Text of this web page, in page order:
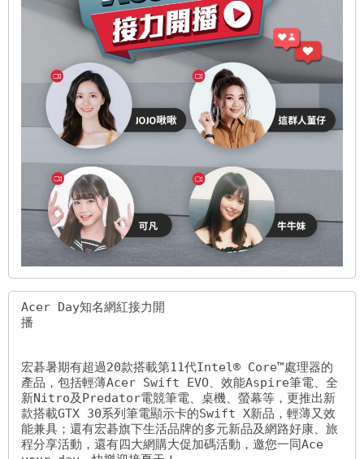
Acer Day知名網紅接力開
播
宏碁暑期有超過20款搭載第11代Intel® Core™處理器的
產品，包括輕薄Acer Swift EVO、效能Aspire筆電、全
新Nitro及Predator電競筆電、桌機、螢幕等，更推出新
款搭載GTX 30系列筆電顯示卡的Swift X新品，輕薄又效
能兼具；還有宏碁旗下生活品牌的多元新品及網路好康、旅
程分享活動，還有四大網購大促加碼活動，邀您一同Ace